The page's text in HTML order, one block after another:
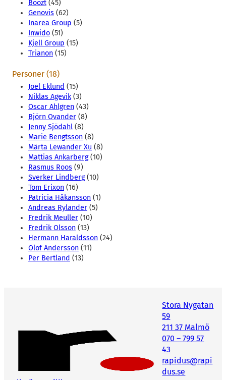
Boozt (45)
Genovis (62)
Inarea Group (5)
Inwido (51)
Kjell Group (15)
Trianon (15)
Personer (18)
Joel Eklund (15)
Niklas Agevik(3)
Oscar Ahlgren (43)
Björn Ovander (8)
Jenny Sjödahl (8)
Marie Bengtsson (8)
Märta Lewander Xu (8)
Mattias Ankarberg(10)
Rasmus Roos (9)
Sverker Lindberg(10)
Tom Erixon (16)
Patricia Håkansson (1)
Andreas Rylander (5)
Fredrik Meuller (10)
Fredrik Olsson (13)
Hermann Haraldsson (24)
Olof Andersson (11)
Per Bertland (13)
Stora Nygatan
59
211 37 Malmö
070 – 799 57
43
rapidus@rapi
dus.se